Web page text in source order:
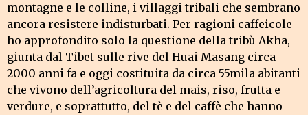
montagne e le colline, i villaggi tribali che sembrano
ancora resistere indisturbati. Per ragioni caffeicole
ho approfondito solo la questione della tribù Akha,
giunta dal Tibet sulle rive del Huai Masang circa
2000 anni fa e oggi costituita da circa 55mila abitanti
che vivono dell’agricoltura del mais, riso, frutta e
verdure, e soprattutto, del tè e del caffè che hanno